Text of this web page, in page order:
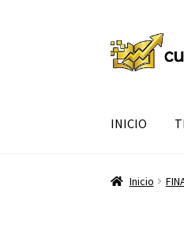
Ir
a
Ir
al
INICIO
Inicio